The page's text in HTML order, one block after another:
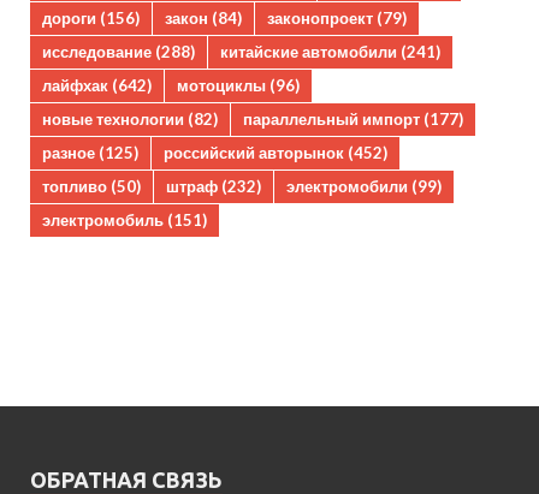
дороги (156) закон (84) законопроект (79)
исследование (288) китайские автомобили (241)
лайфхак (642) мотоциклы (96)
новые технологии (82) параллельный импорт (177)
разное (125) российский авторынок (452)
топливо (50) штраф (232) электромобили (99)
электромобиль (151)
ОБРАТНАЯ СВЯЗЬ